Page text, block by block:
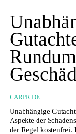
CARPR.DE
Unabhängige
Aspekte der
der Regel kostenfrei.